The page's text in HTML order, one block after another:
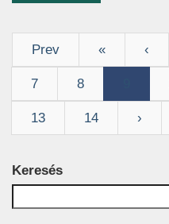
Prev « ‹
7 8
13 14 ›
Keresés